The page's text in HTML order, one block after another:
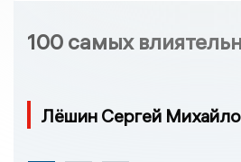
100 самых
Лёшин Сергей